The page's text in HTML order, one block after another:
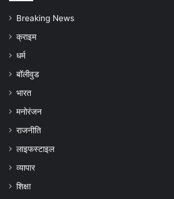
Breaking News
क्राइम
धर्म
बॉलीवुड
भारत
मनोरंजन
राजनीति
लाइफस्टाइल
व्यापार
शिक्षा